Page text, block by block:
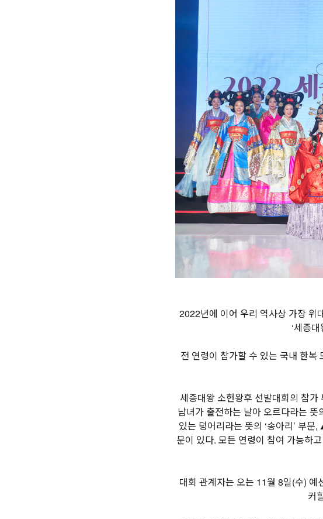
2022년에 이어 우리 역사상 가장 위
‘세종
전 연령이 참가할 수 있는 국내 한복
세종대왕 소헌왕후 선발대회의 참
남녀가 출전하는 날아 오르다라는
있는 덩어리라는 뜻의 ‘송아리’ 부
문이 있다. 모든 연령이 참여 가능하
대회 관계자는 오는 11월 8일(수) 예
커